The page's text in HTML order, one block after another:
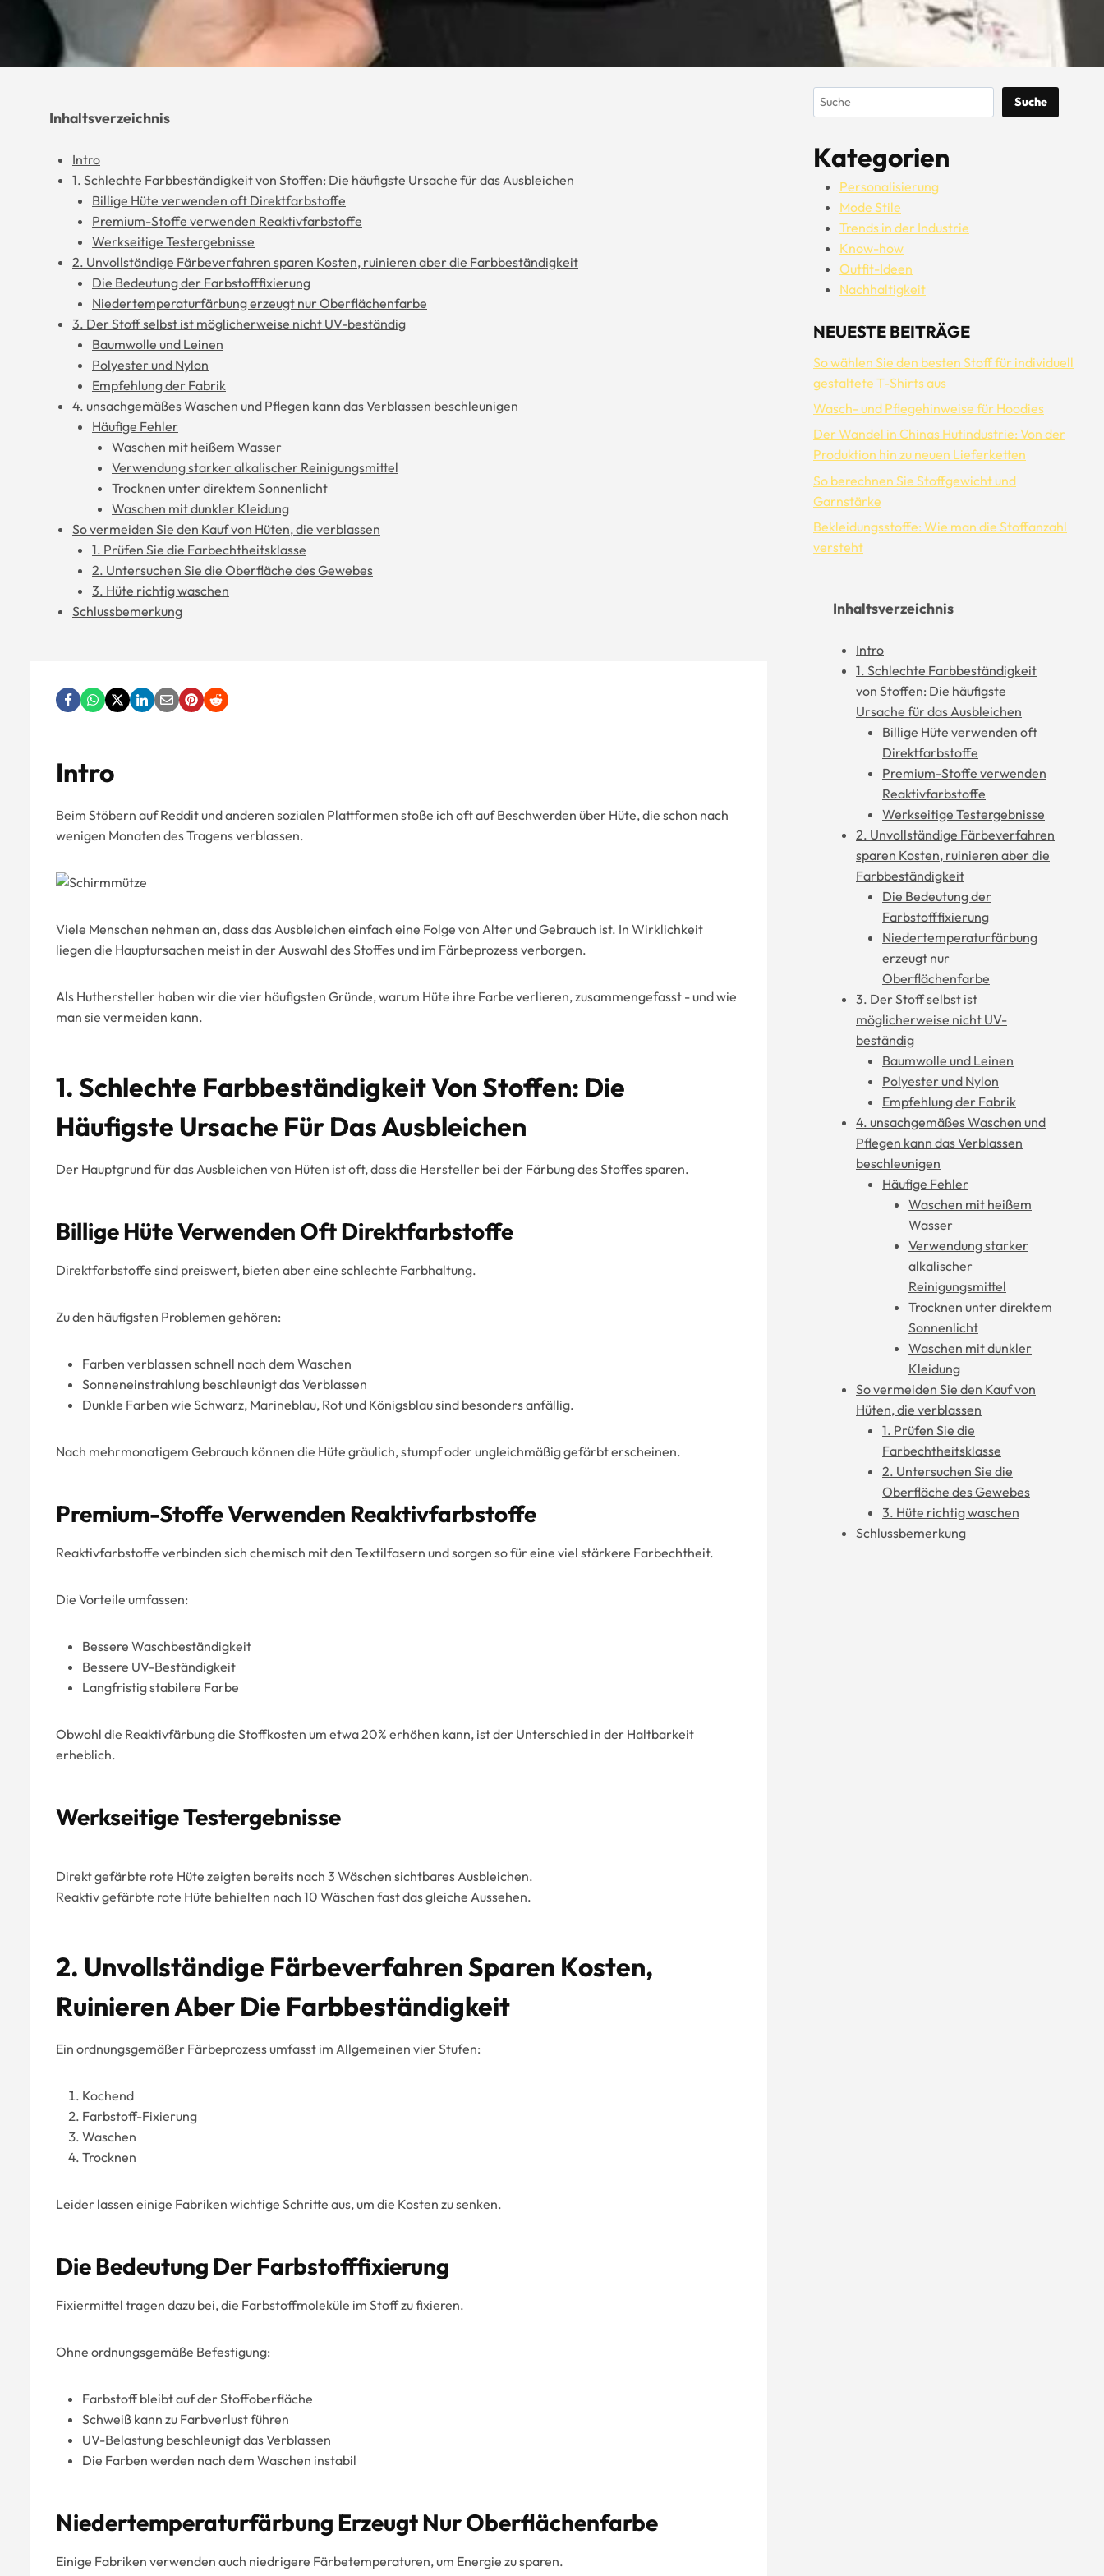
Inhaltsverzeichnis
Intro
1. Schlechte Farbbeständigkeit von Stoffen: Die häufigste Ursache für das Ausbleichen
Billige Hüte verwenden oft Direktfarbstoffe
Premium-Stoffe verwenden Reaktivfarbstoffe
Werkseitige Testergebnisse
2. Unvollständige Färbeverfahren sparen Kosten, ruinieren aber die Farbbeständigkeit
Die Bedeutung der Farbstofffixierung
Niedertemperaturfärbung erzeugt nur Oberflächenfarbe
3. Der Stoff selbst ist möglicherweise nicht UV-beständig
Baumwolle und Leinen
Polyester und Nylon
Empfehlung der Fabrik
4. unsachgemäßes Waschen und Pflegen kann das Verblassen beschleunigen
Häufige Fehler
Waschen mit heißem Wasser
Verwendung starker alkalischer Reinigungsmittel
Trocknen unter direktem Sonnenlicht
Waschen mit dunkler Kleidung
So vermeiden Sie den Kauf von Hüten, die verblassen
1. Prüfen Sie die Farbechtheitsklasse
2. Untersuchen Sie die Oberfläche des Gewebes
3. Hüte richtig waschen
Schlussbemerkung
Intro
Beim Stöbern auf Reddit und anderen sozialen Plattformen stoße ich oft auf Beschwerden über Hüte, die schon nach
wenigen Monaten des Tragens verblassen.
Viele Menschen nehmen an, dass das Ausbleichen einfach eine Folge von Alter und Gebrauch ist. In Wirklichkeit
liegen die Hauptursachen meist in der Auswahl des Stoffes und im Färbeprozess verborgen.
Als Huthersteller haben wir die vier häufigsten Gründe, warum Hüte ihre Farbe verlieren, zusammengefasst - und wie
man sie vermeiden kann.
1. Schlechte Farbbeständigkeit Von Stoffen: Die
Häufigste Ursache Für Das Ausbleichen
Der Hauptgrund für das Ausbleichen von Hüten ist oft, dass die Hersteller bei der Färbung des Stoffes sparen.
Billige Hüte Verwenden Oft Direktfarbstoffe
Direktfarbstoffe sind preiswert, bieten aber eine schlechte Farbhaltung.
Zu den häufigsten Problemen gehören:
Farben verblassen schnell nach dem Waschen
Sonneneinstrahlung beschleunigt das Verblassen
Dunkle Farben wie Schwarz, Marineblau, Rot und Königsblau sind besonders anfällig.
Nach mehrmonatigem Gebrauch können die Hüte gräulich, stumpf oder ungleichmäßig gefärbt erscheinen.
Premium-Stoffe Verwenden Reaktivfarbstoffe
Reaktivfarbstoffe verbinden sich chemisch mit den Textilfasern und sorgen so für eine viel stärkere Farbechtheit.
Die Vorteile umfassen:
Bessere Waschbeständigkeit
Bessere UV-Beständigkeit
Langfristig stabilere Farbe
Obwohl die Reaktivfärbung die Stoffkosten um etwa 20% erhöhen kann, ist der Unterschied in der Haltbarkeit
erheblich.
Werkseitige Testergebnisse
Direkt gefärbte rote Hüte zeigten bereits nach 3 Wäschen sichtbares Ausbleichen.
Reaktiv gefärbte rote Hüte behielten nach 10 Wäschen fast das gleiche Aussehen.
2. Unvollständige Färbeverfahren Sparen Kosten,
Ruinieren Aber Die Farbbeständigkeit
Ein ordnungsgemäßer Färbeprozess umfasst im Allgemeinen vier Stufen:
Kochend
Farbstoff-Fixierung
Waschen
Trocknen
Leider lassen einige Fabriken wichtige Schritte aus, um die Kosten zu senken.
Die Bedeutung Der Farbstofffixierung
Fixiermittel tragen dazu bei, die Farbstoffmoleküle im Stoff zu fixieren.
Ohne ordnungsgemäße Befestigung:
Farbstoff bleibt auf der Stoffoberfläche
Schweiß kann zu Farbverlust führen
UV-Belastung beschleunigt das Verblassen
Die Farben werden nach dem Waschen instabil
Niedertemperaturfärbung Erzeugt Nur Oberflächenfarbe
Einige Fabriken verwenden auch niedrigere Färbetemperaturen, um Energie zu sparen.
Suchen Suche
Kategorien
Personalisierung
Mode Stile
Trends in der Industrie
Know-how
Outfit-Ideen
Nachhaltigkeit
NEUESTE BEITRÄGE
So wählen Sie den besten Stoff für individuell
gestaltete T-Shirts aus
Wasch- und Pflegehinweise für Hoodies
Der Wandel in Chinas Hutindustrie: Von der
Produktion hin zu neuen Lieferketten
So berechnen Sie Stoffgewicht und
Garnstärke
Bekleidungsstoffe: Wie man die Stoffanzahl
versteht
Inhaltsverzeichnis
Intro
1. Schlechte Farbbeständigkeit
von Stoffen: Die häufigste
Ursache für das Ausbleichen
Billige Hüte verwenden oft
Direktfarbstoffe
Premium-Stoffe verwenden
Reaktivfarbstoffe
Werkseitige Testergebnisse
2. Unvollständige Färbeverfahren
sparen Kosten, ruinieren aber die
Farbbeständigkeit
Die Bedeutung der
Farbstofffixierung
Niedertemperaturfärbung
erzeugt nur
Oberflächenfarbe
3. Der Stoff selbst ist
möglicherweise nicht UV-
beständig
Baumwolle und Leinen
Polyester und Nylon
Empfehlung der Fabrik
4. unsachgemäßes Waschen und
Pflegen kann das Verblassen
beschleunigen
Häufige Fehler
Waschen mit heißem
Wasser
Verwendung starker
alkalischer
Reinigungsmittel
Trocknen unter direktem
Sonnenlicht
Waschen mit dunkler
Kleidung
So vermeiden Sie den Kauf von
Hüten, die verblassen
1. Prüfen Sie die
Farbechtheitsklasse
2. Untersuchen Sie die
Oberfläche des Gewebes
3. Hüte richtig waschen
Schlussbemerkung